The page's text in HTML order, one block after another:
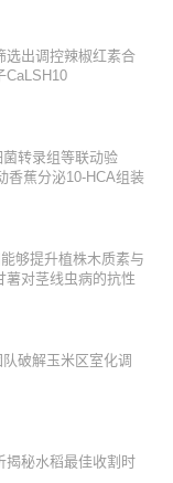
选出调控辣椒红素合
CaLSH10
转录组等联动验
香蕉分泌10-HCA组装
够提升植株木质素与
薯对茎线虫病的抗性
破解玉米区室化调
揭秘水稻最佳收割时